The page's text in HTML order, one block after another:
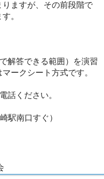
ますが、その前段階で
。
解答できる範囲）を演習
ークシート方式です。
話ください。
駅南口すぐ）